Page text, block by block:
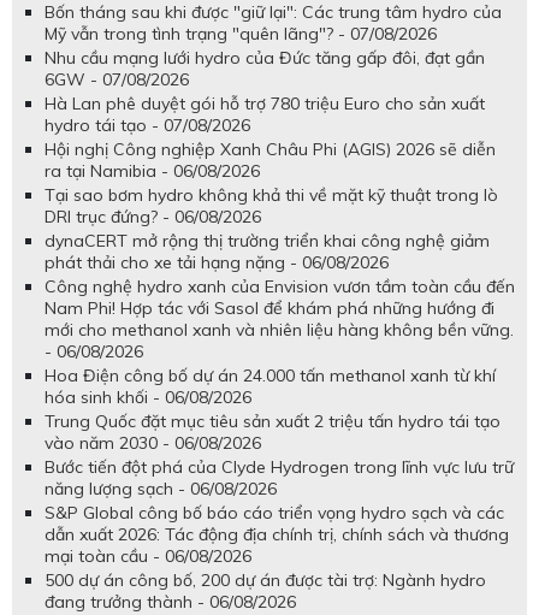
Bốn tháng sau khi được "giữ lại": Các trung tâm hydro của
Mỹ vẫn trong tình trạng "quên lãng"? - 07/08/2026
Nhu cầu mạng lưới hydro của Đức tăng gấp đôi, đạt gần
6GW - 07/08/2026
Hà Lan phê duyệt gói hỗ trợ 780 triệu Euro cho sản xuất
hydro tái tạo - 07/08/2026
Hội nghị Công nghiệp Xanh Châu Phi (AGIS) 2026 sẽ diễn
ra tại Namibia - 06/08/2026
Tại sao bơm hydro không khả thi về mặt kỹ thuật trong lò
DRI trục đứng? - 06/08/2026
dynaCERT mở rộng thị trường triển khai công nghệ giảm
phát thải cho xe tải hạng nặng - 06/08/2026
Công nghệ hydro xanh của Envision vươn tầm toàn cầu đến
Nam Phi! Hợp tác với Sasol để khám phá những hướng đi
mới cho methanol xanh và nhiên liệu hàng không bền vững.
- 06/08/2026
Hoa Điện công bố dự án 24.000 tấn methanol xanh từ khí
hóa sinh khối - 06/08/2026
Trung Quốc đặt mục tiêu sản xuất 2 triệu tấn hydro tái tạo
vào năm 2030 - 06/08/2026
Bước tiến đột phá của Clyde Hydrogen trong lĩnh vực lưu trữ
năng lượng sạch - 06/08/2026
S&P Global công bố báo cáo triển vọng hydro sạch và các
dẫn xuất 2026: Tác động địa chính trị, chính sách và thương
mại toàn cầu - 06/08/2026
500 dự án công bố, 200 dự án được tài trợ: Ngành hydro
đang trưởng thành - 06/08/2026